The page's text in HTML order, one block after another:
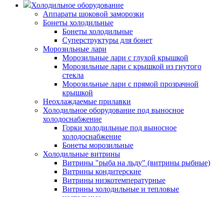
Холодильное оборудование
Аппараты шоковой заморозки
Бонеты холодильные
Бонеты холодильные
Суперструктуры для бонет
Морозильные лари
Морозильные лари с глухой крышкой
Морозильные лари с крышкой из гнутого
стекла
Морозильные лари с прямой прозрачной
крышкой
Неохлаждаемые прилавки
Холодильное оборудование под выносное
холодоснабжение
Горки холодильные под выносное
холодоснабжение
Бонеты морозильные
Холодильные витрины
Витрины "рыба на льду" (витрины рыбные)
Витрины кондитерские
Витрины низкотемпературные
Витрины холодильные и тепловые